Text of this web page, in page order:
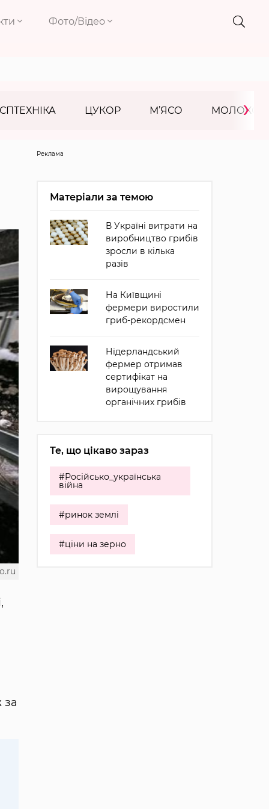
Фото/Відео
ЦУКОР М’ЯСО МОЛОКО
›
за
Реклама
Матеріали за темою
В Україні витрати на
виробництво грибів
зросли в кілька
разів
На Київщині
фермери виростили
гриб-рекордсмен
Нідерландський
фермер отримав
сертифікат на
вирощування
органічних грибів
Те, що цікаво зараз
#Російсько_українська
війна
#ринок землі
#ціни на зерно